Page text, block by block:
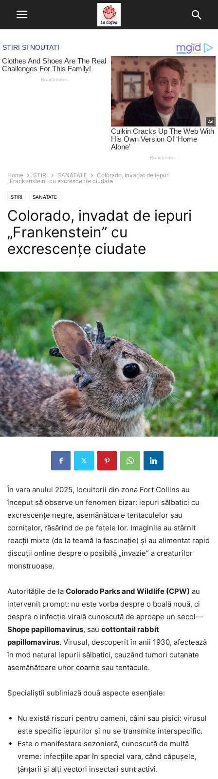
Home STIRI SANATATE
Colorado, invadat de iepuri
„Frankenstein” cu excrescențe ciudate
STIRI SANATATE
Colorado, invadat de iepuri
„Frankenstein” cu
excrescențe ciudate
În vara anului 2025, locuitorii din zona Fort Collins au
început să observe un fenomen bizar: iepuri sălbatici cu
excrescențe negre, asemănătoare tentaculelor sau
cornițelor, răsărind de pe fețele lor. Imaginile au stârnit
reacții mixte (de la teamă la fascinație) și au alimentat rapid
discuții online despre o posibilă „invazie” a creaturilor
monstruoase.
Autoritățile de la Colorado Parks and Wildlife (CPW) au
intervenit prompt: nu este vorba despre o boală nouă, ci
despre o infecție virală cunoscută de aproape un secol—
Shope papillomavirus, sau cottontail rabbit
papillomavirus. Virusul, descoperit în anii 1930, afectează
în mod natural iepurii sălbatici, cauzând tumori cutanate
asemănătoare unor coarne sau tentacule.
Specialiștii subliniază două aspecte esențiale:
Nu există riscuri pentru oameni, câini sau pisici: virusul
este specific iepurilor și nu se transmite interspecific.
Este o manifestare sezonieră, cunoscută de multă
vreme: infecțiile apar în special vara, când căpușele,
țânțarii și alți vectori insectari sunt activi.